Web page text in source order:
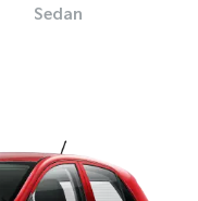
Sedan